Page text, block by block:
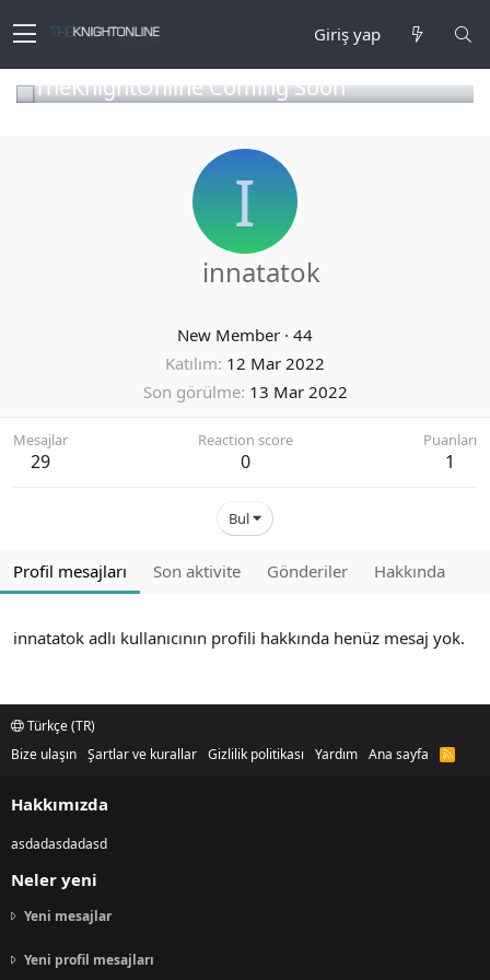
Giriş yap
TheKnightOnline Coming Soon
I
innatatok
New Member · 44
Katılım 12 Mar 2022
Son görülme 13 Mar 2022
Mesajlar
29
Reaction score
0
Puanları
1
Bul
Profil mesajları Son aktivite Gönderiler Hakkında
innatatok adlı kullanıcının profili hakkında henüz mesaj yok.
Türkçe (TR)
Bize ulaşın Şartlar ve kurallar Gizlilik politikası Yardım Ana sayfa
R
Hakkımızda
asdadasdadasd
Neler yeni
Yeni mesajlar
Yeni profil mesajları